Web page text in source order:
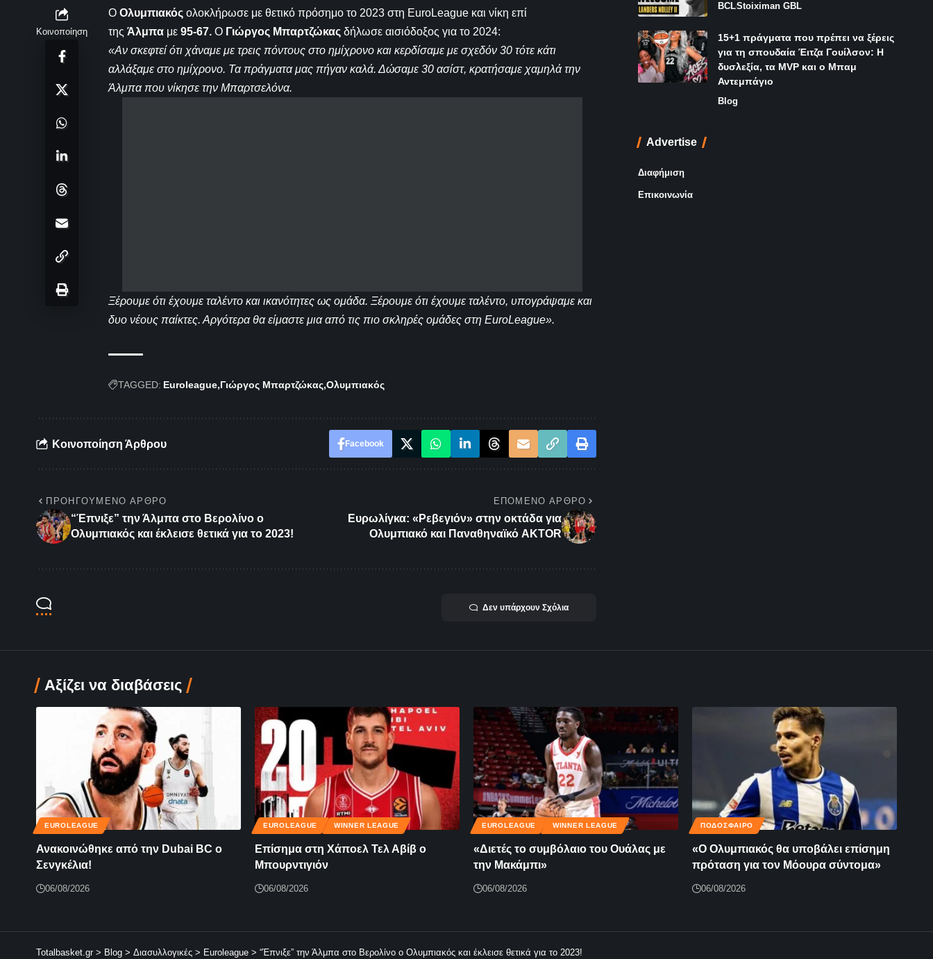
Κοινοποίηση
Ο Ολυμπιακός ολοκλήρωσε με θετικό πρόσημο το 2023 στη EuroLeague και νίκη επί
της Άλμπα με 95-67. Ο Γιώργος Μπαρτζώκας δήλωσε αισιόδοξος για το 2024:
«Αν σκεφτεί ότι χάναμε με τρεις πόντους στο ημίχρονο και κερδίσαμε με σχεδόν 30 τότε κάτι
αλλάξαμε στο ημίχρονο. Τα πράγματα μας πήγαν καλά. Δώσαμε 30 ασίστ, κρατήσαμε χαμηλά την
Άλμπα που νίκησε την Μπαρτσελόνα.
Ξέρουμε ότι έχουμε ταλέντο και ικανότητες ως ομάδα. Ξέρουμε ότι έχουμε ταλέντο, υπογράψαμε και
δυο νέους παίκτες. Αργότερα θα είμαστε μια από τις πιο σκληρές ομάδες στη EuroLeague».
TAGGED: Euroleague Γιώργος Μπαρτζώκας Ολυμπιακός
Κοινοποίηση Άρθρου Facebook
ΠΡΟΗΓΟΎΜΕΝΟ ΆΡΘΡΟ
“Έπνιξε” την Άλμπα στο Βερολίνο ο
Ολυμπιακός και έκλεισε θετικά για το 2023!
ΕΠΌΜΕΝΟ ΆΡΘΡΟ
Ευρωλίγκα: «Ρεβεγιόν» στην οκτάδα για
Ολυμπιακό και Παναθηναϊκό AKTOR
Δεν υπάρχουν Σχόλια
BCLStoiximan GBL
15+1 πράγματα που πρέπει να ξέρεις
για τη σπουδαία Έιτζα Γουίλσον: Η
δυσλεξία, τα MVP και ο Μπαμ
Αντεμπάγιο
Blog
Advertise
Διαφήμιση
Επικοινωνία
Αξίζει να διαβάσεις
EUROLEAGUE
Ανακοινώθηκε από την Dubai BC ο
Σενγκέλια!
06/08/2026
EUROLEAGUE WINNER LEAGUE
Επίσημα στη Χάποελ Τελ Αβίβ ο
Μπουρντιγιόν
06/08/2026
EUROLEAGUE WINNER LEAGUE
«Διετές το συμβόλαιο του Ουάλας με
την Μακάμπι»
06/08/2026
ΠΟΔΟΣΦΑΙΡΟ
«Ο Ολυμπιακός θα υποβάλει επίσημη
πρόταση για τον Μόουρα σύντομα»
06/08/2026
Totalbasket.gr > Blog > Διασυλλογικές > Euroleague > “Έπνιξε” την Άλμπα στο Βερολίνο ο Ολυμπιακός και έκλεισε θετικά για το 2023!